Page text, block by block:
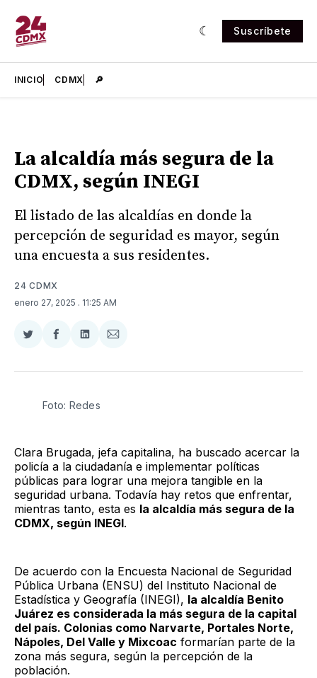
Suscríbete
INICIO CDMX 🔎
La alcaldía más segura de la
CDMX, según INEGI
El listado de las alcaldías en donde la
percepción de seguridad es mayor, según
una encuesta a sus residentes.
24 CDMX
enero 27, 2025 . 11:25 AM
Compartir
Twitter
Compartir
Facebook
Compartir
LinkedIn
Compartir
Email
Foto: Redes
Clara Brugada, jefa capitalina, ha buscado acercar la
policía a la ciudadanía e implementar políticas
públicas para lograr una mejora tangible en la
seguridad urbana. Todavía hay retos que enfrentar,
mientras tanto, esta es la alcaldía más segura de la
CDMX, según INEGI.
De acuerdo con la Encuesta Nacional de Seguridad
Pública Urbana (ENSU) del Instituto Nacional de
Estadística y Geografía (INEGI), la alcaldía Benito
Juárez es considerada la más segura de la capital
del país. Colonias como Narvarte, Portales Norte,
Nápoles, Del Valle y Mixcoac formarían parte de la
zona más segura, según la percepción de la
población.